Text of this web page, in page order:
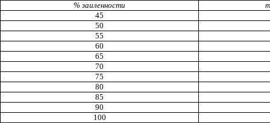
% заиленности
45
50
55
60
65
70
75
80
85
90
100